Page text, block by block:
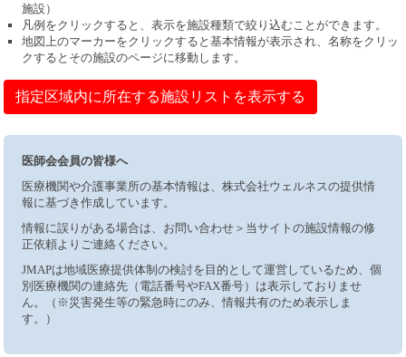
施設）
凡例をクリックすると、表示を施設種類で絞り込むことができます。
地図上のマーカーをクリックすると基本情報が表示され、名称をクリッ
クするとその施設のページに移動します。
指定区域内に所在する施設リストを表示する
医師会会員の皆様へ
医療機関や介護事業所の基本情報は、株式会社ウェルネスの提供情
報に基づき作成しています。
情報に誤りがある場合は、お問い合わせ＞当サイトの施設情報の修
正依頼よりご連絡ください。
JMAPは地域医療提供体制の検討を目的として運営しているため、個
別医療機関の連絡先（電話番号やFAX番号）は表示しておりませ
ん。（※災害発生等の緊急時にのみ、情報共有のため表示しま
す。）